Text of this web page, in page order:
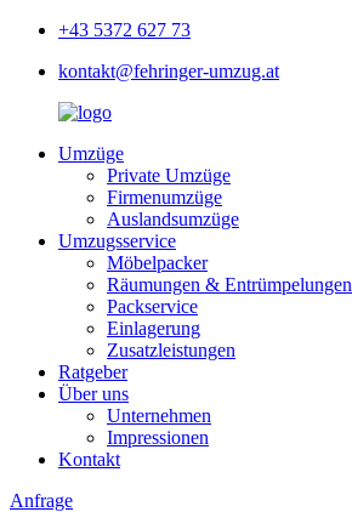
+43 5372 627 73
kontakt@fehringer-umzug.at
Umzüge
Private Umzüge
Firmenumzüge
Auslandsumzüge
Umzugsservice
Möbelpacker
Räumungen & Entrümpelungen
Packservice
Einlagerung
Zusatzleistungen
Ratgeber
Über uns
Unternehmen
Impressionen
Kontakt
Anfrage